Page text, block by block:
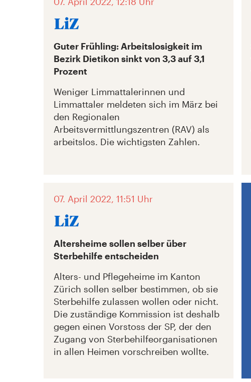
Guter Frühling: Arbeitslosigkeit im
Bezirk Dietikon sinkt von 3,3 auf 3,1
Prozent
Weniger Limmattalerinnen und
Limmattaler meldeten sich im März bei
den Regionalen
Arbeitsvermittlungszentren (RAV) als
arbeitslos. Die wichtigsten Zahlen.
07. April 2022, 11:51 Uhr
Altersheime sollen selber über
Sterbehilfe entscheiden
Alters- und Pflegeheime im Kanton
Zürich sollen selber bestimmen, ob sie
Sterbehilfe zulassen wollen oder nicht.
Die zuständige Kommission ist deshalb
gegen einen Vorstoss der SP, der den
Zugang von Sterbehilfeorganisationen
in allen Heimen vorschreiben wollte.